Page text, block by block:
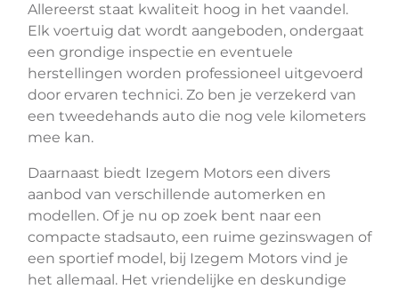
Allereerst staat kwaliteit hoog in het vaandel.
Elk voertuig dat wordt aangeboden, ondergaat
een grondige inspectie en eventuele
herstellingen worden professioneel uitgevoerd
door ervaren technici. Zo ben je verzekerd van
een tweedehands auto die nog vele kilometers
mee kan.
Daarnaast biedt Izegem Motors een divers
aanbod van verschillende automerken en
modellen. Of je nu op zoek bent naar een
compacte stadsauto, een ruime gezinswagen of
een sportief model, bij Izegem Motors vind je
het allemaal. Het vriendelijke en deskundige